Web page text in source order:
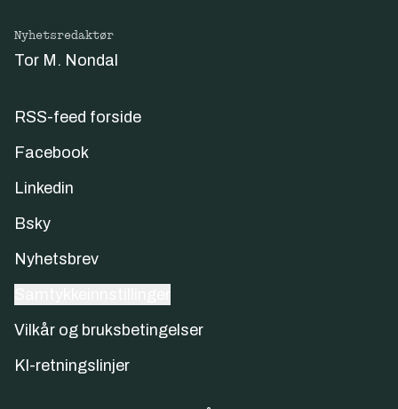
Nyhetsredaktør
Tor M. Nondal
RSS-feed forside
Facebook
Linkedin
Bsky
Nyhetsbrev
Vilkår og bruksbetingelser
KI-retningslinjer